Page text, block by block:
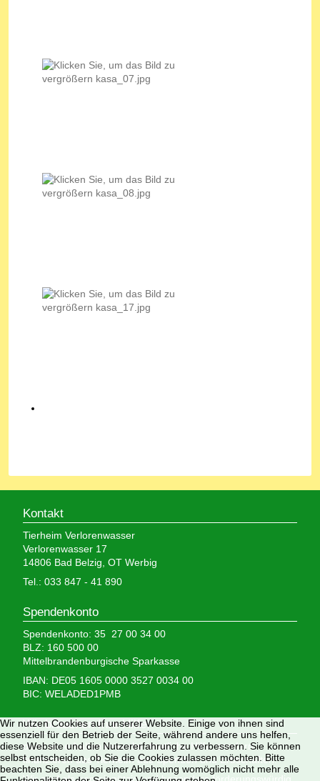
Kontakt
Tierheim Verlorenwasser
Verlorenwasser 17
14806 Bad Belzig, OT Werbig
Tel.: 033 847 - 41 890
Spendenkonto
Spendenkonto: 35 27 00 34 00
BLZ: 160 500 00
Mittelbrandenburgische Sparkasse
IBAN: DE05 1605 0000 3527 0034 00
BIC: WELADED1PMB
Wir brauchen Ihre Hilfe,
denn wir erhalten keinerlei staatliche Hilfe, sondern
finanzieren das Tierheim aus Spenden und Erbschaften.
Wir nutzen Cookies auf unserer Website. Einige von ihnen sind
essenziell für den Betrieb der Seite, während andere uns helfen,
diese Website und die Nutzererfahrung zu verbessern. Sie können
selbst entscheiden, ob Sie die Cookies zulassen möchten. Bitte
beachten Sie, dass bei einer Ablehnung womöglich nicht mehr alle